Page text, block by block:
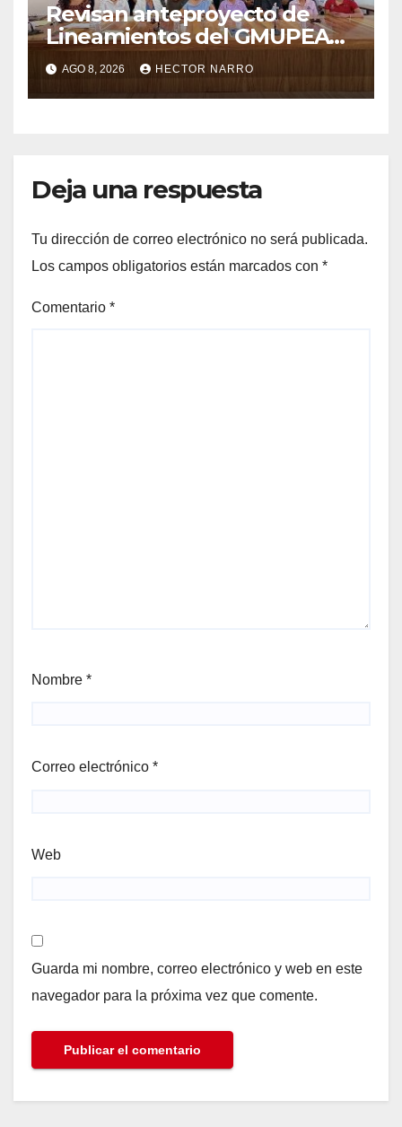
Revisan anteproyecto de
Lineamientos del GMUPEA
en Los Cabos
AGO 8, 2026 HECTOR NARRO
Deja una respuesta
Tu dirección de correo electrónico no será publicada.
Los campos obligatorios están marcados con *
Comentario *
Nombre *
Correo electrónico *
Web
Guarda mi nombre, correo electrónico y web en este
navegador para la próxima vez que comente.